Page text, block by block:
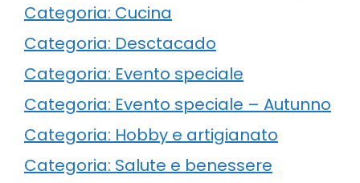
Categoria: Cucina
Categoria: Desctacado
Categoria: Evento speciale
Categoria: Evento speciale – Autunno
Categoria: Hobby e artigianato
Categoria: Salute e benessere